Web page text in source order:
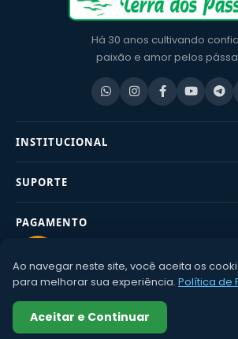
Há 30 anos cultivando
paixão e amor pelos
INSTITUCIONAL
SUPORTE
PAGAMENTO
CONTATO
©2002–2026 Terra dos Pássaros – CNPJ:
Léo Guaraldo 400 – Dois Córregos – SP |
Ao navegar neste site, você aceita os
para melhorar sua experiência. Política de
Aceitar e Continuar